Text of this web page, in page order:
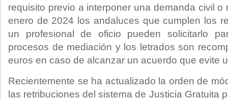
requisito previo a interponer una demanda civil o
enero de 2024 los andaluces que cumplen los
un profesional de oficio pueden solicitarlo
procesos de mediación y los letrados son
euros en caso de alcanzar un acuerdo que evite
Recientemente se ha actualizado la orden de
las retribuciones del sistema de Justicia Gratuita